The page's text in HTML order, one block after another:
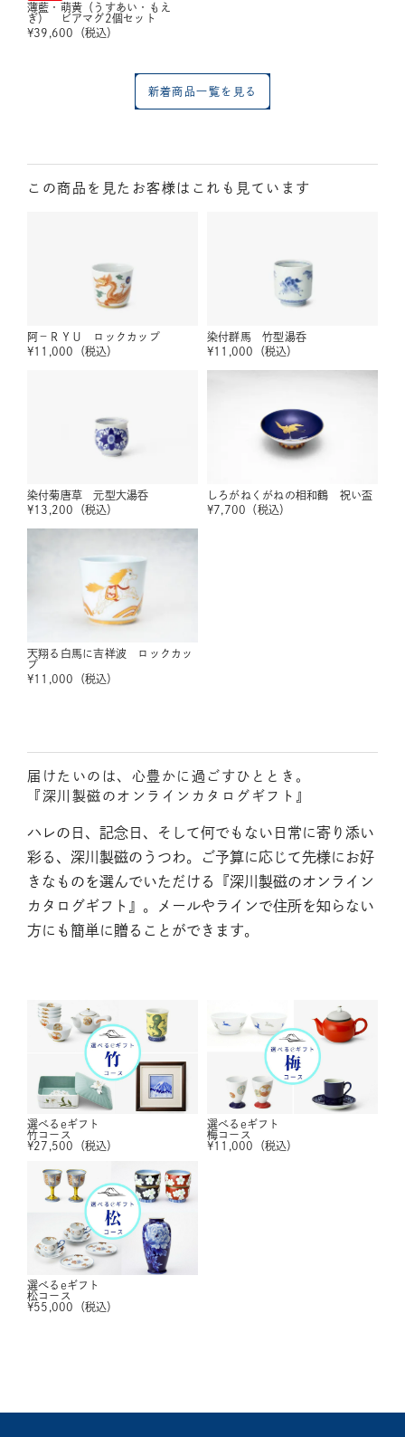
薄藍・萌黄（うすあい・もえ
ぎ） ビアマグ2個セット
¥39,600 （税込）
新着商品一覧を見る
この商品を見たお客様はこれも見ています
阿－ＲＹＵ ロックカップ
¥11,000 （税込）
染付群馬 竹型湯呑
¥11,000 （税込）
染付菊唐草 元型大湯呑
¥13,200 （税込）
しろがねくがねの相和鶴 祝い盃
¥7,700 （税込）
天翔る白馬に吉祥波 ロックカッ
プ
¥11,000 （税込）
届けたいのは、心豊かに過ごすひととき。
『深川製磁のオンラインカタログギフト』
ハレの日、記念日、そして何でもない日常に寄り添い
彩る、深川製磁のうつわ。ご予算に応じて先様にお好
きなものを選んでいただける『深川製磁のオンライン
カタログギフト』。メールやラインで住所を知らない
方にも簡単に贈ることができます。
選べるeギフト
竹コース
¥27,500 （税込）
選べるeギフト
梅コース
¥11,000 （税込）
選べるeギフト
松コース
¥55,000 （税込）